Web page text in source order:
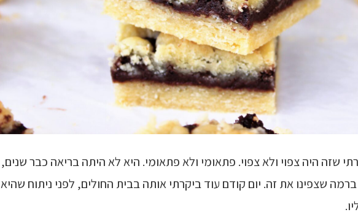
שזה היה צפוי ולא צפוי. פתאומי ולא פתאומי. היא לא היתה בריאה כבר שנים,
שצפינו את זה. יום קודם עוד ביקרתי אותה בבית החולים, לפני ניתוח שהיא